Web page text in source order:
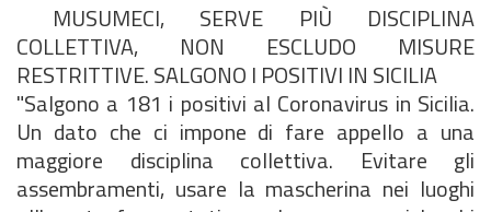
MUSUMECI, SERVE PIÙ DISCIPLINA
COLLETTIVA, NON ESCLUDO MISURE
RESTRITTIVE. SALGONO I POSITIVI IN SICILIA
"Salgono a 181 i positivi al Coronavirus in Sicilia.
Un dato che ci impone di fare appello a una
maggiore disciplina collettiva. Evitare gli
assembramenti, usare la mascherina nei luoghi